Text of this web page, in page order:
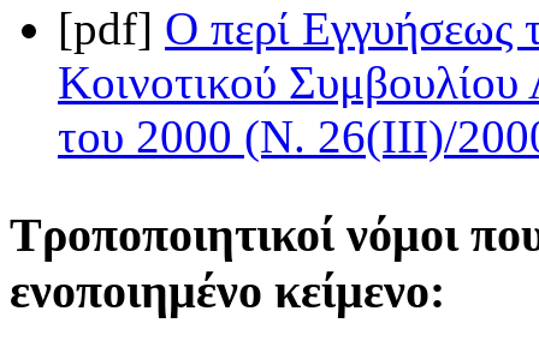
[pdf] Ο περί Εγγυήσεως
Κοινοτικού
του 2000 (Ν. 26(III)/
Τροποποιητικοί νόμοι
ενοποιημένο κείμενο: